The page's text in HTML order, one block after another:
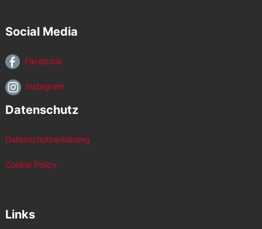
Social Media
Facebook
Instagram
Datenschutz
Datenschutzerklärung
Cookie Policy
Links